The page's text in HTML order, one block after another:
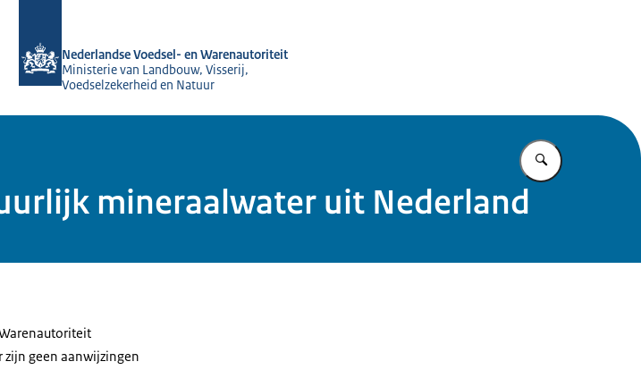
Nederlandse Voedsel- en Warenautoriteit
Ministerie van Landbouw, Visserij,
Voedselzekerheid en Natuur
Vul in wat u
mineraalwater uit Nederland
geen aanwijzingen